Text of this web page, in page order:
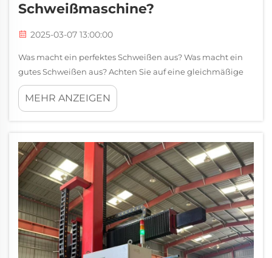
Schweißmaschine?
2025-03-07 13:00:00
Was macht ein perfektes Schweißen aus? Was macht ein
gutes Schweißen aus? Achten Sie auf eine gleichmäßige
Durchdringung, eine glatte Perle und keine sichtbaren
Fehler. Dazu braucht man Übung, mit vielen Aspekten, die
MEHR ANZEIGEN